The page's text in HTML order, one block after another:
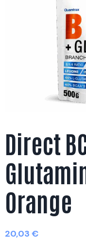
Direct
Orange
20,03 €